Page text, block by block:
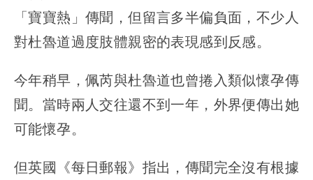
「寶寶熱」傳聞，但留言多半偏負面，不少人
對杜魯道過度肢體親密的表現感到反感。
今年稍早，佩芮與杜魯道也曾捲入類似懷孕傳
聞。當時兩人交往還不到一年，外界便傳出她
可能懷孕。
但英國《每日郵報》指出，傳聞完全沒有根據